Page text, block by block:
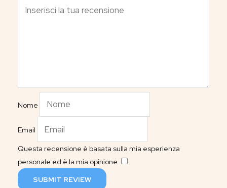
Nome
Email
Questa recensione è basata sulla mia esperienza
personale ed è la mia opinione.
SUBMIT REVIEW